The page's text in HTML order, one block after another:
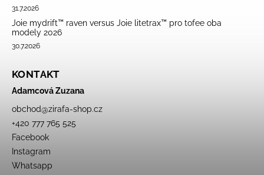
31.7.2026
Joie mydrift™ raven versus Joie litetrax™ pro tofee oba
modely 2026
30.7.2026
KONTAKT
Adamcová Zuzana
obchod@zirafa-shop.cz
+420 777 765 525
Facebook
Instagram
Whatsapp